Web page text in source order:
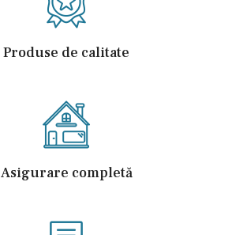
Produse de calitate
Asigurare completă